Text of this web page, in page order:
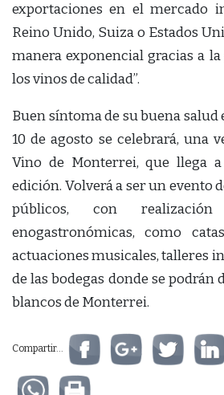
exportaciones en el mercado
Reino Unido, Suiza o Estados
manera exponencial gracias a
los vinos de calidad”.
Buen síntoma de su buena salud
10 de agosto se celebrará, una
Vino de Monterrei, que llega
edición. Volverá a ser un evento
públicos, con
enogastronómicas, como
actuaciones musicales, talleres
de las bodegas donde se podrán
blancos de Monterrei.
Compartir...